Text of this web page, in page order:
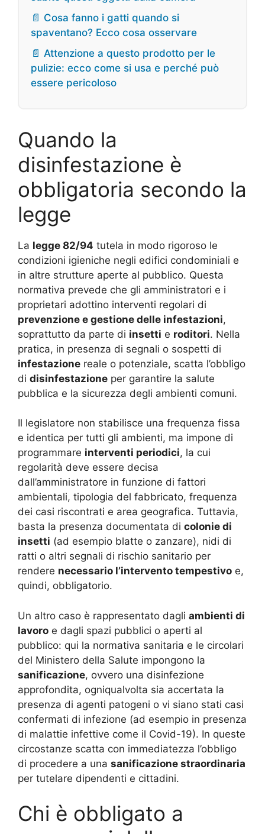
📄 Cosa fanno i gatti quando si
spaventano? Ecco cosa osservare
📄 Attenzione a questo prodotto per le
pulizie: ecco come si usa e perché può
essere pericoloso
Quando la
disinfestazione è
obbligatoria secondo la
legge
La legge 82/94 tutela in modo rigoroso le
condizioni igieniche negli edifici condominiali e
in altre strutture aperte al pubblico. Questa
normativa prevede che gli amministratori e i
proprietari adottino interventi regolari di
prevenzione e gestione delle infestazioni,
soprattutto da parte di insetti e roditori. Nella
pratica, in presenza di segnali o sospetti di
infestazione reale o potenziale, scatta l’obbligo
di disinfestazione per garantire la salute
pubblica e la sicurezza degli ambienti comuni.
Il legislatore non stabilisce una frequenza fissa
e identica per tutti gli ambienti, ma impone di
programmare interventi periodici, la cui
regolarità deve essere decisa
dall’amministratore in funzione di fattori
ambientali, tipologia del fabbricato, frequenza
dei casi riscontrati e area geografica. Tuttavia,
basta la presenza documentata di colonie di
insetti (ad esempio blatte o zanzare), nidi di
ratti o altri segnali di rischio sanitario per
rendere necessario l’intervento tempestivo e,
quindi, obbligatorio.
Un altro caso è rappresentato dagli ambienti di
lavoro e dagli spazi pubblici o aperti al
pubblico: qui la normativa sanitaria e le circolari
del Ministero della Salute impongono la
sanificazione, ovvero una disinfezione
approfondita, ogniqualvolta sia accertata la
presenza di agenti patogeni o vi siano stati casi
confermati di infezione (ad esempio in presenza
di malattie infettive come il Covid-19). In queste
circostanze scatta con immediatezza l’obbligo
di procedere a una sanificazione straordinaria
per tutelare dipendenti e cittadini.
Chi è obbligato a